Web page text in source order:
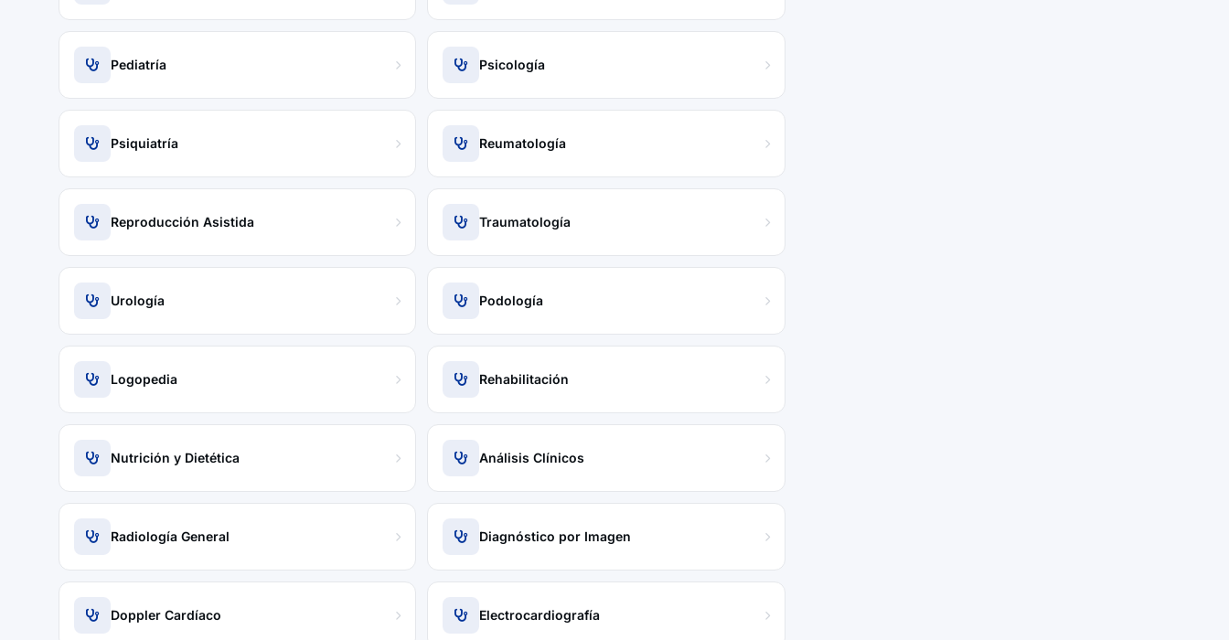
Pediatría Psicología
Psiquiatría Reumatología
Reproducción Asistida Traumatología
Urología Podología
Logopedia Rehabilitación
Nutrición y Dietética Análisis Clínicos
Radiología General Diagnóstico por Imagen
Doppler Cardíaco Electrocardiografía